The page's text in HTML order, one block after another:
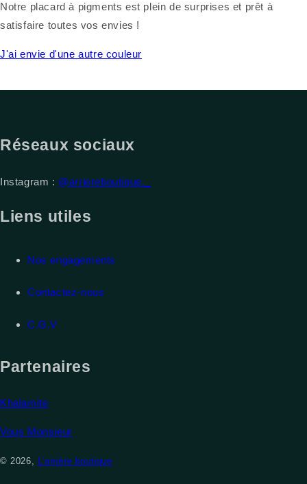
Notre placard à pigments est plein de surprises et prêt à
satisfaire toutes vos envies !
J'ai envie d'une autre couleur
Réseaux sociaux
Instagram : @arriereboutique._
Liens utiles
Nos engagements
Contactez-nous
C.G.V
Partenaires
Khalamite
Vous Monsieur
© 2026, L'arrière boutique